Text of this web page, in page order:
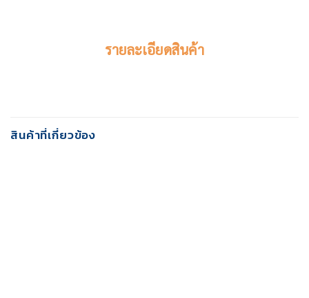
รายละเอียดสินค้า
สินค้าที่เกี่ยวข้อง